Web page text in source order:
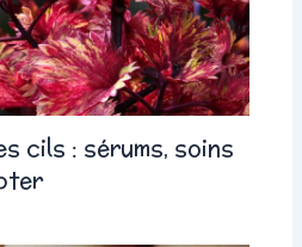
cils : sérums, soins